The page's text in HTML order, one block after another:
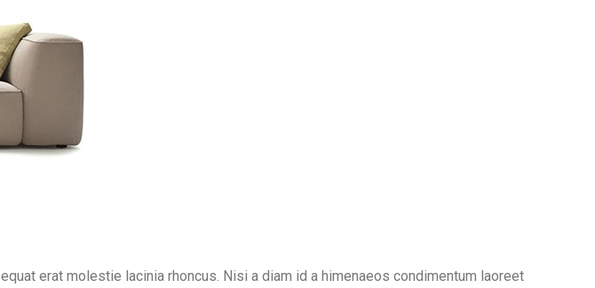
erat molestie lacinia rhoncus. Nisi a diam id a himenaeos condimentum laoreet